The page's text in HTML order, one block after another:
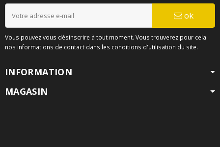
ok
Vous pouvez vous désinscrire à tout moment. Vous trouverez pour cela
nos informations de contact dans les conditions d'utilisation du site.
INFORMATION
MAGASIN